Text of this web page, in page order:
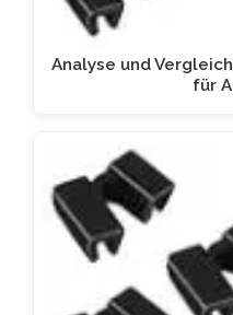
Analyse und
für